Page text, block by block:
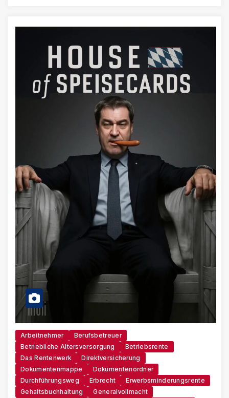
Arbeitnehmer
Berufsbetreuer
Betriebliche Altersversorgung
Betriebsrente
Das Rentenwerk
Direktversicherung
Dokumentenmappe
Dokumentenordner
Durchführungsweg
Erbrecht
Erwerbsminderungsrente
Gehaltsbuchhaltung
Generalvollmacht